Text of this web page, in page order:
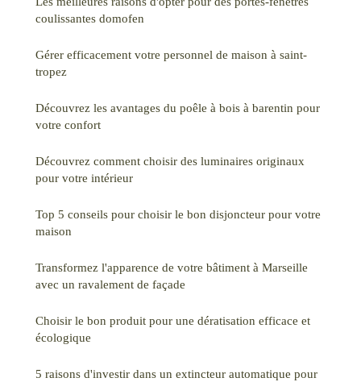
coulissantes domofen
Gérer efficacement votre personnel de maison à saint-
tropez
Découvrez les avantages du poêle à bois à barentin pour
votre confort
Découvrez comment choisir des luminaires originaux
pour votre intérieur
Top 5 conseils pour choisir le bon disjoncteur pour votre
maison
Transformez l'apparence de votre bâtiment à Marseille
avec un ravalement de façade
Choisir le bon produit pour une dératisation efficace et
écologique
5 raisons d'investir dans un extincteur automatique pour